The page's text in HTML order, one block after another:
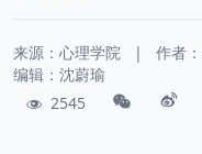
来源：心理学院 | 作者：
编辑：沈蔚瑜
2545